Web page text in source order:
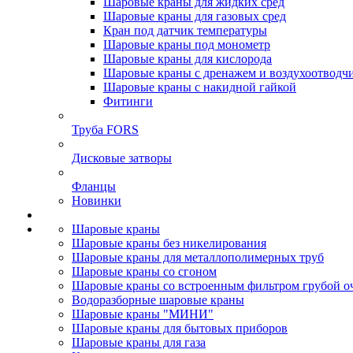
Шаровые краны для газовых сред
Кран под датчик температуры
Шаровые краны под монометр
Шаровые краны для кислорода
Шаровые краны с дренажем и
Шаровые краны с накидной гайкой
Фитинги
Труба FORS
Дисковые затворы
Фланцы
Новинки
Шаровые краны
Шаровые краны без никелирования
Шаровые краны для металлополимерных труб
Шаровые краны со сгоном
Шаровые краны со встроенным фильтром грубой
Водоразборные шаровые краны
Шаровые краны "МИНИ"
Шаровые краны для бытовых приборов
Шаровые краны для газа